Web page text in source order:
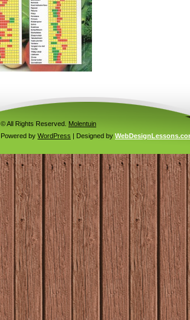
© All Rights Reserved. Molentuin
Powered by WordPress | Designed by